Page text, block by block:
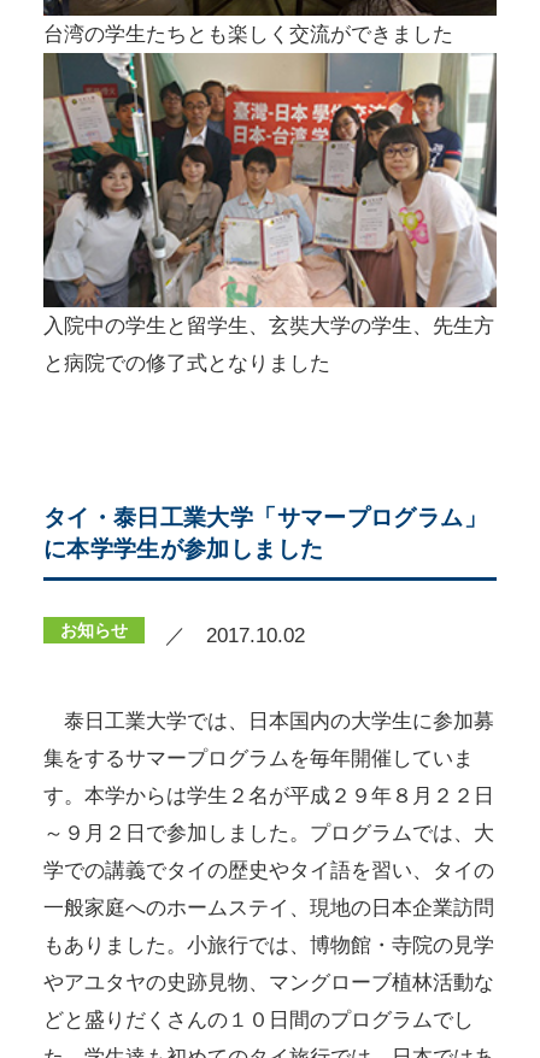
台湾の学生たちとも楽しく交流ができました
入院中の学生と留学生、玄奘大学の学生、先生方
と病院での修了式となりました
タイ・泰日工業大学「サマープログラム」
に本学学生が参加しました
お知らせ ／ 2017.10.02
泰日工業大学では、日本国内の大学生に参加募
集をするサマープログラムを毎年開催していま
す。本学からは学生２名が平成２９年８月２２日
～９月２日で参加しました。プログラムでは、大
学での講義でタイの歴史やタイ語を習い、タイの
一般家庭へのホームステイ、現地の日本企業訪問
もありました。小旅行では、博物館・寺院の見学
やアユタヤの史跡見物、マングローブ植林活動な
どと盛りだくさんの１０日間のプログラムでし